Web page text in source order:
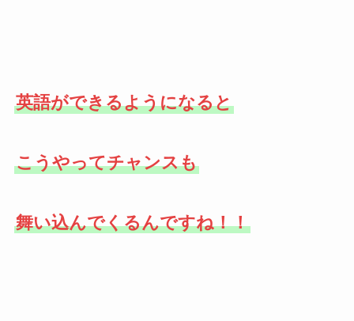
英語ができるようになると
こうやってチャンスも
舞い込んでくるんですね！！